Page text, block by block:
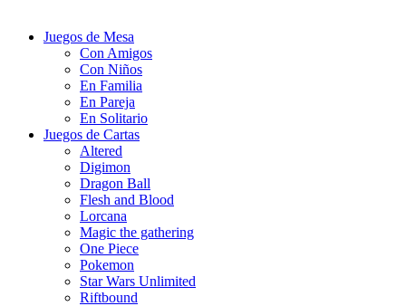
Juegos de Mesa
Con Amigos
Con Niños
En Familia
En Pareja
En Solitario
Juegos de Cartas
Altered
Digimon
Dragon Ball
Flesh and Blood
Lorcana
Magic the gathering
One Piece
Pokemon
Star Wars Unlimited
Riftbound